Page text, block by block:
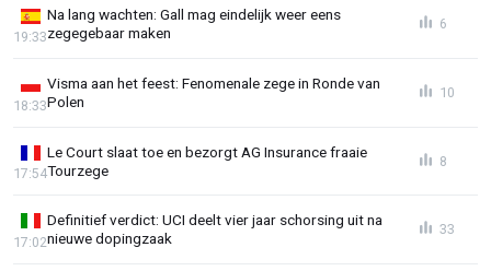
Na lang wachten: Gall mag eindelijk weer eens
zegegebaar maken
19:33
6
Visma aan het feest: Fenomenale zege in Ronde van
Polen
18:33
10
Le Court slaat toe en bezorgt AG Insurance fraaie
Tourzege
17:54
8
Definitief verdict: UCI deelt vier jaar schorsing uit na
nieuwe dopingzaak
17:02
33